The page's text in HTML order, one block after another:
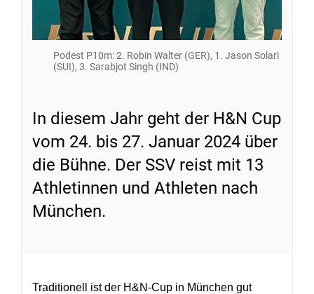
Podest P10m: 2. Robin Walter (GER), 1. Jason Solari
(SUI), 3. Sarabjot Singh (IND)
In diesem Jahr geht der H&N Cup
vom 24. bis 27. Januar 2024 über
die Bühne. Der SSV reist mit 13
Athletinnen und Athleten nach
München.
Traditionell ist der H&N-Cup in München gut